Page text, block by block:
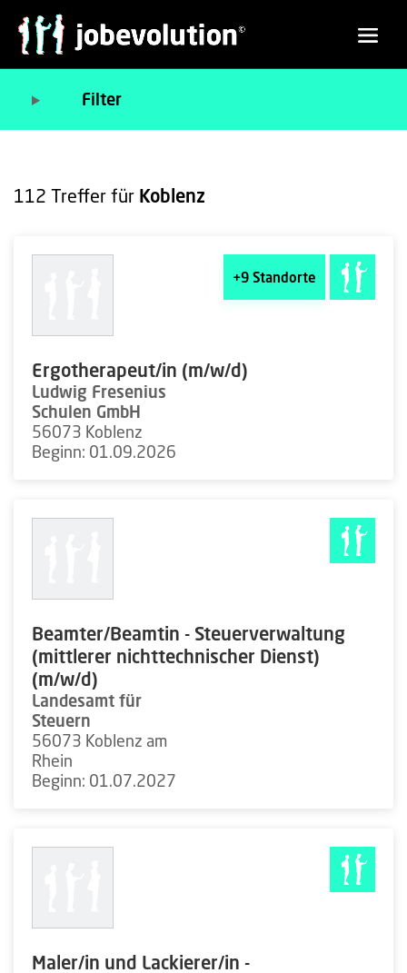
Filter
112 Treffer für Koblenz
+9 Standorte
Ergotherapeut/in (m/w/d)
Ludwig Fresenius
Schulen GmbH
56073 Koblenz
Beginn: 01.09.2026
Beamter/Beamtin - Steuerverwaltung
(mittlerer nichttechnischer Dienst)
(m/w/d)
Landesamt für
Steuern
56073 Koblenz am
Rhein
Beginn: 01.07.2027
Maler/in und Lackierer/in -